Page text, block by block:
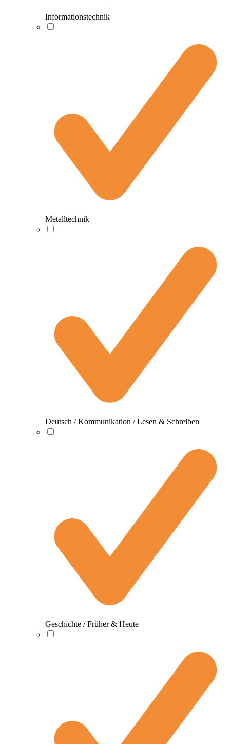
Informationstechnik
Metalltechnik
Deutsch / Kommunikation / Lesen & Schreiben
Geschichte / Früher & Heute